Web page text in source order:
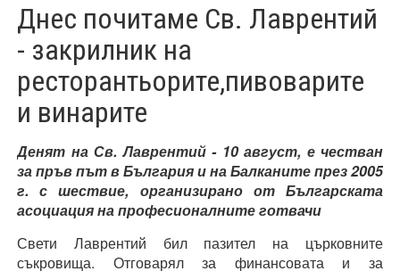
Днес почитаме Св. Лаврентий
- закрилник на
ресторантьорите,пивоварите
и винарите
Денят на Св. Лаврентий - 10 август, е честван
за пръв път в България и на Балканитепрез 2005
г.с шествие, организирано от Българската
асоциация на професионалните готвачи
Свети Лаврентий бил пазител на църковните
съкровища. Отговарял за финансовата и за